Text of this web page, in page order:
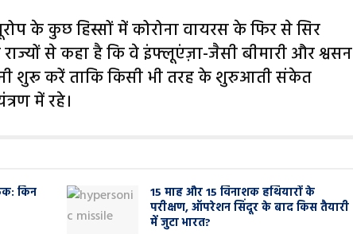
के कुछ हिस्सों में कोरोना वायरस के फिर से सिर
से कहा है कि वे इंफ्लूएंज़ा-जैसी बीमारी और श्वसन
शुरू करें ताकि किसी भी तरह के शुरुआती संकेत
में रहे।
किन
15 माह और 15 विनाशक हथियारों के
परीक्षण, ऑपरेशन सिंदूर के बाद किस तैयारी
में जुटा भारत?